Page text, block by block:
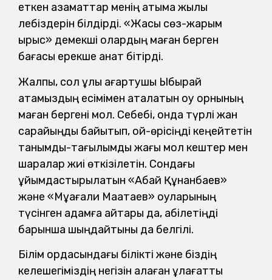
еткен азаматтар менің атыма жылы
лебіздерін білдірді. «Жақсы сөз-жарым
ырыс» демекші олардың маған берген
бағасы ерекше қанат бітірді.
Жалпы, сол ұлы ағартушы Ыбырай
атамыздың есімімен аталатын оқу орнының
маған бергені мол. Себебі, онда түрлі жан
сарайыңды байытып, ой-өрісіңді кеңейтетін
танымдық-тағылымдық жағы мол кештер мен
шаралар жиі өткізілетін. Сондағы
ұйымдастырылатын «Абай Құнанбаев»
және «Мұқағали Мақатаев» оқуларының
түсінген адамға айтары да, қабілетіңді
барынша шыңдайтыны да белгілі.
Білім ордасындағы білікті және біздің
келешегіміздің негізін қалаған ұлағатты